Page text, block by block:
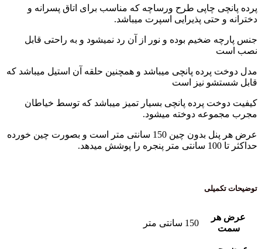
پرده پانچی چاپی طرح ورساچه که مناسب برای اتاق پسرانه و
دخترانه و حتی پذیرایی اسپرت میباشد.
جنس پارچه ضخیم بوده و نور از آن رد نمیشود و به راحتی قابل
نصب است
مدل دوخت پرده پانچی میباشد و همچنین حلقه آن استیل میباشد که
قابل شستشو نیز است
کیفیت دوخت پرده پانچی بسیار تمیز میباشد که توسط خیاطان
مجرب مجموعه دوخته میشود.
عرض هر پنل بدون چین 150 سانتی متر است و بصورت چین خورده
حداکثر تا 100 سانتی متر پنجره را پوشش میدهد.
توضیحات تکمیلی
عرض هر
سمت
150 سانتی متر